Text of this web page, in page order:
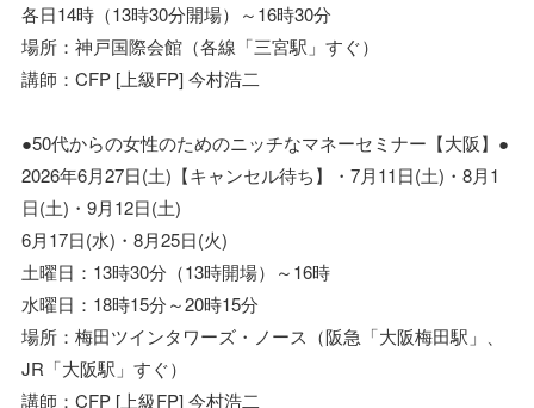
各日14時（13時30分開場）～16時30分
場所：神戸国際会館（各線「三宮駅」すぐ）
講師：CFP [上級FP] 今村浩二
●50代からの女性のためのニッチなマネーセミナー【大阪】●
2026年6月27日(土)【キャンセル待ち】・7月11日(土)・8月1
日(土)・9月12日(土)
6月17日(水)・8月25日(火)
土曜日：13時30分（13時開場）～16時
水曜日：18時15分～20時15分
場所：梅田ツインタワーズ・ノース（阪急「大阪梅田駅」、
JR「大阪駅」すぐ）
講師：CFP [上級FP] 今村浩二